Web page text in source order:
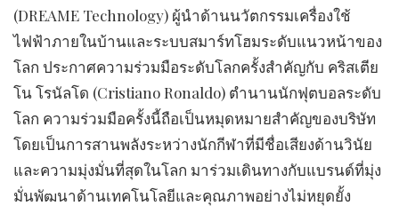
(DREAME Technology) ผู้นำด้านนวัตกรรมเครื่องใช้
ไฟฟ้าภายในบ้านและระบบสมาร์ทโฮมระดับแนวหน้าของ
โลก ประกาศความร่วมมือระดับโลกครั้งสำคัญกับ คริสเตีย
โน โรนัลโด (Cristiano Ronaldo) ตำนานนักฟุตบอลระดับ
โลก ความร่วมมือครั้งนี้ถือเป็นหมุดหมายสำคัญของบริษัท
โดยเป็นการสานพลังระหว่างนักกีฬาที่มีชื่อเสียงด้านวินัย
และความมุ่งมั่นที่สุดในโลก มาร่วมเดินทางกับแบรนด์ที่มุ่ง
มั่นพัฒนาด้านเทคโนโลยีและคุณภาพอย่างไม่หยุดยั้ง